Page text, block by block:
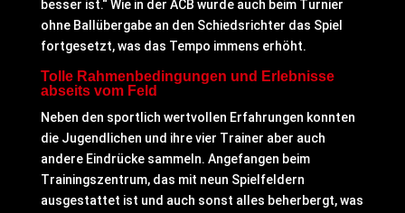
besser ist.“ Wie in der ACB wurde auch beim Turnier
ohne Ballübergabe an den Schiedsrichter das Spiel
fortgesetzt, was das Tempo immens erhöht.
Tolle Rahmenbedingungen und Erlebnisse
abseits vom Feld
Neben den sportlich wertvollen Erfahrungen konnten
die Jugendlichen und ihre vier Trainer aber auch
andere Eindrücke sammeln. Angefangen beim
Trainingszentrum, das mit neun Spielfeldern
ausgestattet ist und auch sonst alles beherbergt, was